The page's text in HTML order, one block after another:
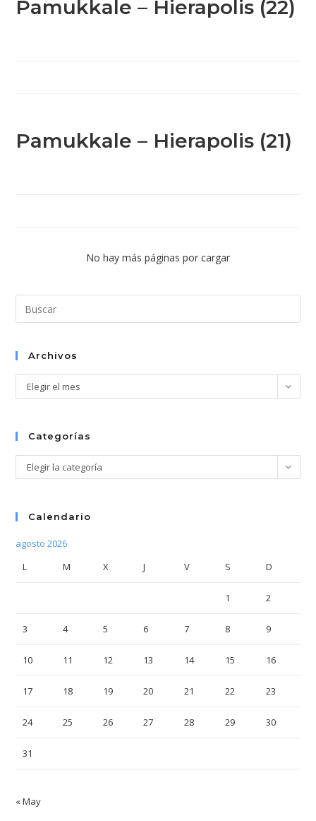
Pamukkale – Hierapolis (22)
Pamukkale – Hierapolis (21)
No hay más páginas por cargar
el
Archivos
Archivos
Elegir el mes
Categorías
Categorías
Elegir la categoría
Calendario
agosto 2026
L
M X J V S D
1 2
3 4 5 6 7 8 9
10 11 12 13 14 15 16
17 18 19 20 21 22 23
24 25 26 27 28 29 30
31
« May